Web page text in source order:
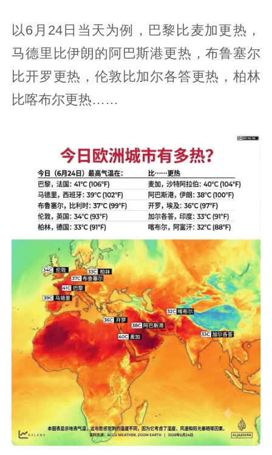
以6月24日当天为例，巴黎比麦加更热，
马德里比伊朗的阿巴斯港更热，布鲁塞尔
比开罗更热，伦敦比加尔各答更热，柏林
比喀布尔更热……